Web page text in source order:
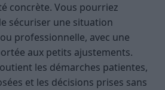
concrète. Vous pourriez
sécuriser une situation
professionnelle, avec une
aux petits ajustements.
les démarches patientes,
et les décisions prises sans